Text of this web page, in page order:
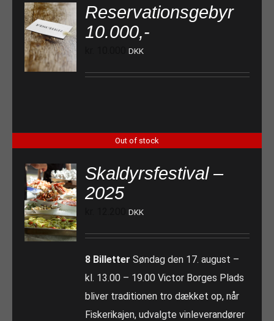
Reservationsgebyr
10.000,-
DKK
Out of stock
Skaldyrsfestival –
2025
DKK
8 Billetter Søndag den 17. august –
kl. 13.00 – 19.00 Victor Borges Plads
bliver traditionen tro dækket op, når
Fiskerikajen, udvalgte vinleverandører